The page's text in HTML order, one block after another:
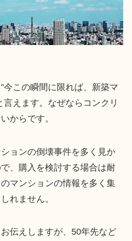
今この瞬間に限れば、新築マ
言えます。なぜならコンクリ
からです。
ョンの倒壊事件を多く見か
、購入を検討する場合は耐
マンションの情報を多く集
れません。
伝えしますが、50年先など